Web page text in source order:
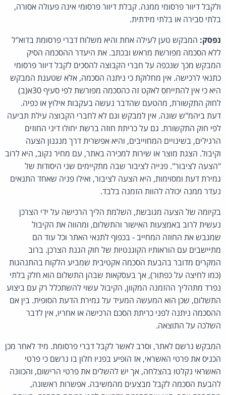
ולקבל דיוור פרסומי ממנה. קבלת דיוור פרסומי אינה פעולה אסורה,
בלתי סבירה או בלתי מידתית.
נפסק: המבקש טען לעילה אחת והיא משלוח דברי פרסומת בדוא"ל
ללא הסכמה מפורשת מראש ובכתב. את היעדר ההסכמה הסיק
המבקש מכך שנכפה על חברי הקבוצה להסכים לקבל דיוור פרסומי
כתנאי לרכישה. אין מחלוקת כי ניתנה הסכמה, אלא שטענת המבקש
היא כי אין להתייחס לאקט זה כהסכמה מפורשת לפי סעיף 30א(ב)
לחוק התקשורת, מהטעם שהדבר נעשה בעקבות אילוץ או כפיה.
דעת ביהמ"ש שונה. אין למבקש וגם לא לחברי הקבוצה עילת תביעה
לפי חוק התקשורת. גם על כריתת חוזה ברשת יחולו דיני החוזים
הרגילים, בשינויים המחוייבים, והיא אפשרית דרך מנגנון הצעה
וקיבול. הצגת מוצר או שירות למכירה באתר, עם מחיר נקוב, היא לרוב
"הצעה לציבור". פנייה לציבור שבה מתקיימים שני היסודות של
גמירת דעת ומסוימות, היא הצעה לציבור, ואילו פניה שאחד התנאים
נעדר ממנה יכולה להוות הזמנה בלבד.
בקיומה של הצעה מגובשת, השלמת הליך הרכישה על ידי הצרכן
נעשית לרוב באמצעות האישור והתשלום, ומהווה את הקיבול
שמגבש את החוזה המחייב - בכפוף לתנאי האתר וכל עוד הם
מתיישבים עם הוראותיו הקוגנטיות של חוק הגנת הצרכן. ברוב
המקרים מדובר בהבעת הסכמה אקטיבית שמביע הלקוח בהתנהגות
(כמו לחיצה על כפתור), אך בעסקאות שבהן התשלום הוא חלק בלתי
נפרד מתהליך ההזמנה המקוון, הקיבול עשוי להשתכלל רק עם ביצוע
התשלום, שכן הוא המעשה המעיד על גמירת הדעת הסופית. בין אם
ההסכמה ניתנה לפני כריתת הסכם הרכישה או אחריו, אין לדבר
השלכה על התוצאה.
המבקש נרשם לאתר, וסרב לאשר לקבל דברי פרסומת. מיד לאחר מכן
הכניס את פרטי האשראי, אז הופיע בפניו חלון בו נרשם כי פרטי
האשראי נקלטו בהצלחה, אך יש להשלים את פרטי הרישום, והכוונה
להבעת הסכמה לקבל מבצעים מהמשיבה. אפשרות ראשונה,